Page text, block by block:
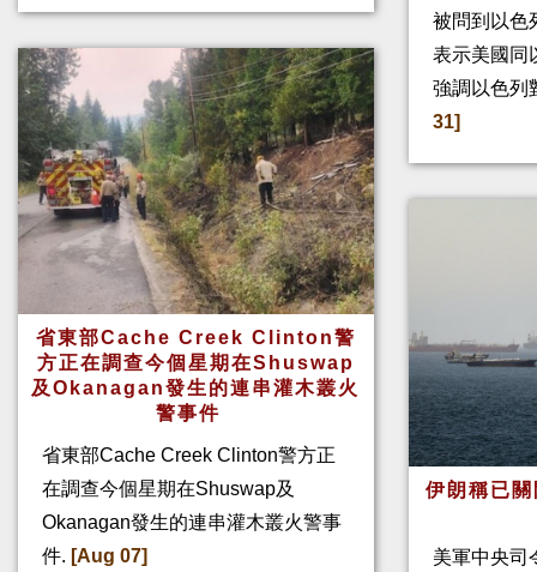
省東部Cache Creek Clinton警
方正在調查今個星期在Shuswap
及Okanagan發生的連串灌木叢火
警事件
省東部Cache Creek Clinton警方正
在調查今個星期在Shuswap及
Okanagan發生的連串灌木叢火警事
件. [Aug 07]
被問到以色
表示美國同
強調以色列
31]
伊朗稱已
美軍中央司